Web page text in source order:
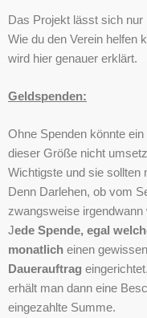
Das Projekt lässt sich
Wie du den Verein helfen
wird hier genauer erklärt.
Geldspenden:
Ohne Spenden könnte
dieser Größe nicht
Wichtigste und sie sollten
Denn Darlehen, ob vom
zwangsweise
Jede Spende, egal
monatlich einen
Dauerauftrag
erhält man dann eine
eingezahlte Summe.